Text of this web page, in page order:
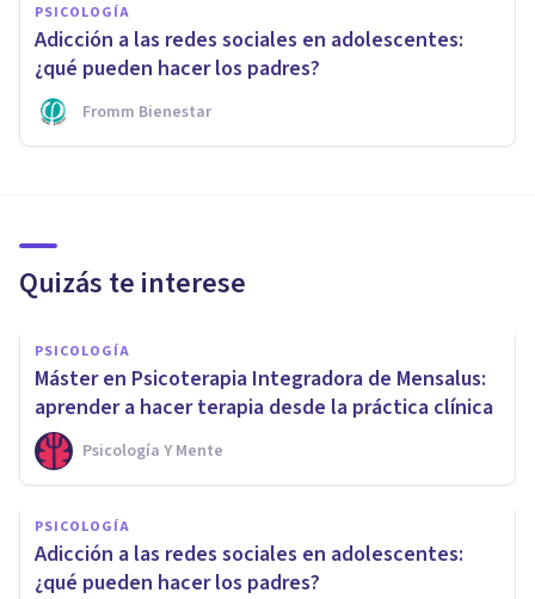
PSICOLOGÍA
Adicción a las redes sociales en adolescentes:
¿qué pueden hacer los padres?
Fromm Bienestar
Quizás te interese
PSICOLOGÍA
Máster en Psicoterapia Integradora de Mensalus:
aprender a hacer terapia desde la práctica clínica
Psicología Y Mente
PSICOLOGÍA
Adicción a las redes sociales en adolescentes:
¿qué pueden hacer los padres?